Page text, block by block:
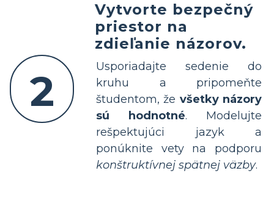
2
Vytvorte bezpečný
priestor na
zdieľanie názorov.
Usporiadajte sedenie do
kruhu a pripomeňte
študentom, že všetky názory
sú hodnotné. Modelujte
rešpektujúci jazyk a
ponúknite vety na podporu
konštruktívnej spätnej väzby.